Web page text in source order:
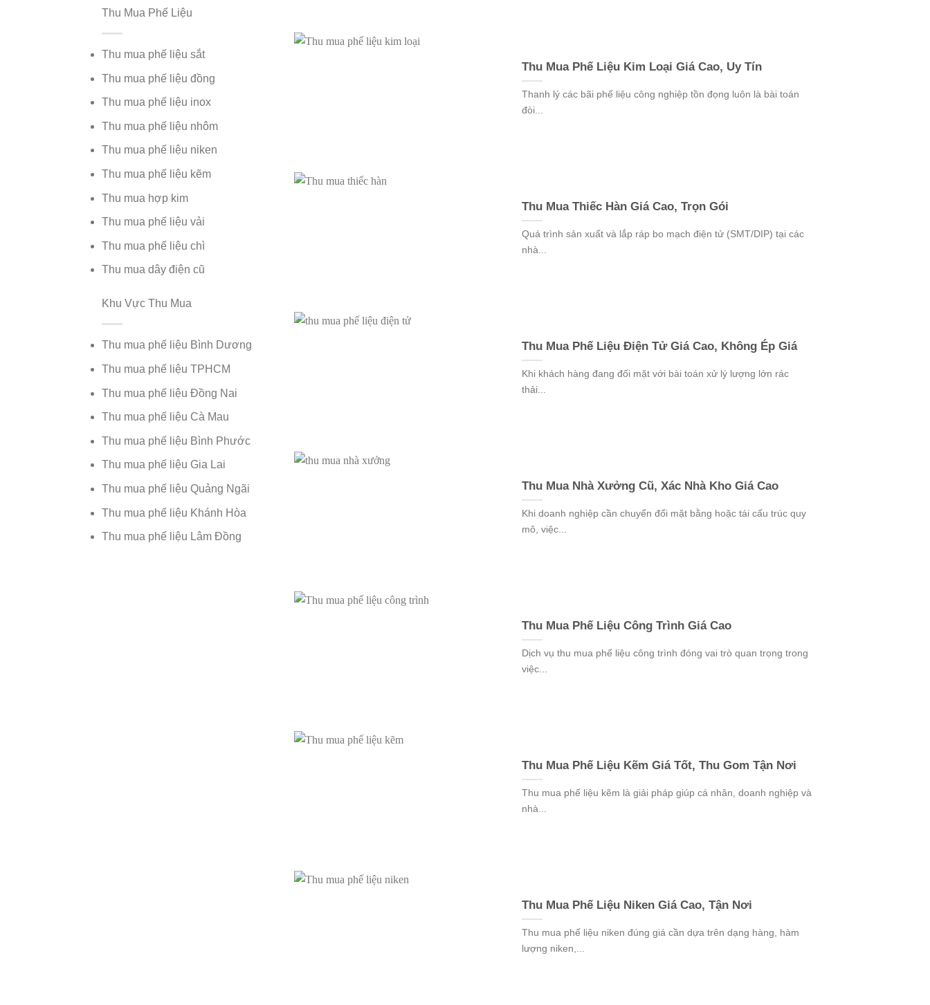
Thu Mua Phế Liệu
Thu mua phế liệu sắt
Thu mua phế liệu đồng
Thu mua phế liệu inox
Thu mua phế liệu nhôm
Thu mua phế liệu niken
Thu mua phế liệu kẽm
Thu mua hợp kim
Thu mua phế liệu vải
Thu mua phế liệu chì
Thu mua dây điện cũ
Khu Vực Thu Mua
Thu mua phế liệu Bình Dương
Thu mua phế liệu TPHCM
Thu mua phế liệu Đồng Nai
Thu mua phế liệu Cà Mau
Thu mua phế liệu Bình Phước
Thu mua phế liệu Gia Lai
Thu mua phế liệu Quảng Ngãi
Thu mua phế liệu Khánh Hòa
Thu mua phế liệu Lâm Đồng
Thu Mua Phế Liệu Kim Loại Giá Cao, Uy Tín
Thanh lý các bãi phế liệu công nghiệp tồn đọng luôn là bài toán
đòi...
Thu Mua Thiếc Hàn Giá Cao, Trọn Gói
Quá trình sản xuất và lắp ráp bo mạch điện tử (SMT/DIP) tại các
nhà...
Thu Mua Phế Liệu Điện Tử Giá Cao, Không Ép Giá
Khi khách hàng đang đối mặt với bài toán xử lý lượng lớn rác
thải...
Thu Mua Nhà Xưởng Cũ, Xác Nhà Kho Giá Cao
Khi doanh nghiệp cần chuyển đổi mặt bằng hoặc tái cấu trúc quy
mô, việc...
Thu Mua Phế Liệu Công Trình Giá Cao
Dịch vụ thu mua phế liệu công trình đóng vai trò quan trọng trong
việc...
Thu Mua Phế Liệu Kẽm Giá Tốt, Thu Gom Tận Nơi
Thu mua phế liệu kẽm là giải pháp giúp cá nhân, doanh nghiệp và
nhà...
Thu Mua Phế Liệu Niken Giá Cao, Tận Nơi
Thu mua phế liệu niken đúng giá cần dựa trên dạng hàng, hàm
lượng niken,...